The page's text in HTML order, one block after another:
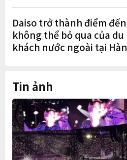
Daiso trở thành điểm đến
không thể bỏ qua của du
khách nước ngoài tại Hàn
Tin ảnh